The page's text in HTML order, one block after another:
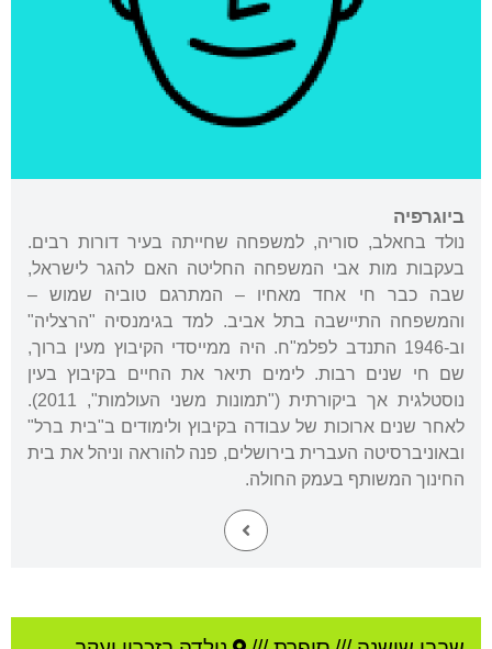
ביוגרפיה
נולד בחאלב, סוריה, למשפחה שחייתה בעיר דורות רבים.
בעקבות מות אבי המשפחה החליטה האם להגר לישראל,
שבה כבר חי אחד מאחיו – המתרגם טוביה שמוש –
והמשפחה התיישבה בתל אביב. למד בגימנסיה "הרצליה"
וב-1946 התנדב לפלמ"ח. היה ממייסדי הקיבוץ מעין ברוך,
שם חי שנים רבות. לימים תיאר את החיים בקיבוץ בעין
נוסטלגית אך ביקורתית ("תמונות משני העולמות", 2011).
לאחר שנים ארוכות של עבודה בקיבוץ ולימודים ב"בית ברל"
ובאוניברסיטה העברית בירושלים, פנה להוראה וניהל את בית
החינוך המשותף בעמק החולה.